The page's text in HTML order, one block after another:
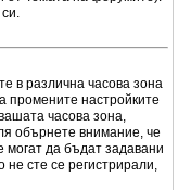
в различна часова зона
промените настройките
часова зона,
обърнете внимание, че
могат да бъдат задавани
не сте се регистрирали,